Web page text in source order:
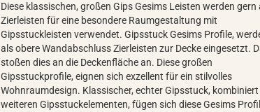
Diese klassischen, großen Gips Gesims Leisten werden gern
Zierleisten für eine besondere Raumgestaltung mit
Gipsstuckleisten verwendet. Gipsstuck Gesims Profile,
als obere Wandabschluss Zierleisten zur Decke eingesetzt.
stoßen dies an die Deckenfläche an. Diese großen
Gipsstuckprofile, eignen sich exzellent für ein stilvolles
Wohnraumdesign. Klassischer, echter Gipsstuck,
weiteren Gipsstuckelementen, fügen sich diese Gesims